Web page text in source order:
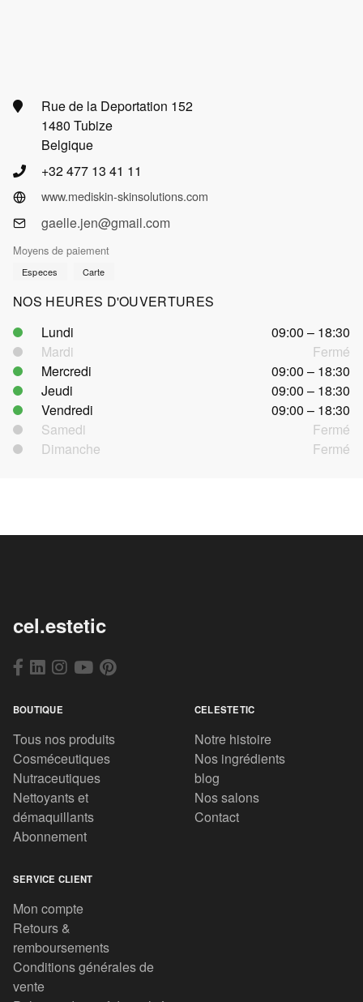
Rue de la Deportation 152
1480 Tubize
Belgique
+32 477 13 41 11
www.mediskin-skinsolutions.com
gaelle.jen@gmail.com
Moyens de paiement
Especes Carte
NOS HEURES D'OUVERTURES
Lundi
09:00 – 18:30
Mardi
Fermé
Mercredi
09:00 – 18:30
Jeudi
09:00 – 18:30
Vendredi
09:00 – 18:30
Samedi
Fermé
Dimanche
Fermé
cel.estetic
BOUTIQUE
Tous nos produits
Cosméceutiques
Nutraceutiques
Nettoyants et
démaquillants
Abonnement
CELESTETIC
Notre histoire
Nos ingrédients
blog
Nos salons
Contact
SERVICE CLIENT
Mon compte
Retours &
remboursements
Conditions générales de
vente